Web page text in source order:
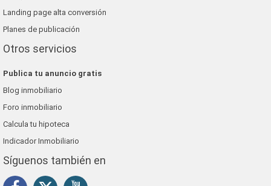
Landing page alta conversión
Planes de publicación
Otros servicios
Publica tu anuncio gratis
Blog inmobiliario
Foro inmobiliario
Calcula tu hipoteca
Indicador Inmobiliario
Síguenos también en